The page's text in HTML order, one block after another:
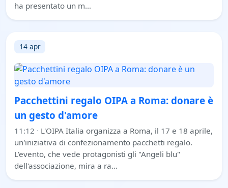
ha presentato un m…
14 apr
Pacchettini regalo OIPA a Roma: donare è
un gesto d'amore
11:12 · L'OIPA Italia organizza a Roma, il 17 e 18 aprile,
un'iniziativa di confezionamento pacchetti regalo.
L'evento, che vede protagonisti gli "Angeli blu"
dell'associazione, mira a ra…